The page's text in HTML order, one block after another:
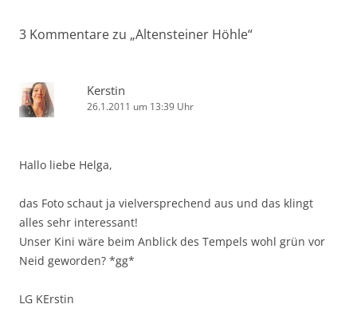
3 Kommentare zu „Altensteiner Höhle“
Kerstin
26.1.2011 um 13:39 Uhr
Hallo liebe Helga,
das Foto schaut ja vielversprechend aus und das klingt
alles sehr interessant!
Unser Kini wäre beim Anblick des Tempels wohl grün vor
Neid geworden? *gg*
LG KErstin